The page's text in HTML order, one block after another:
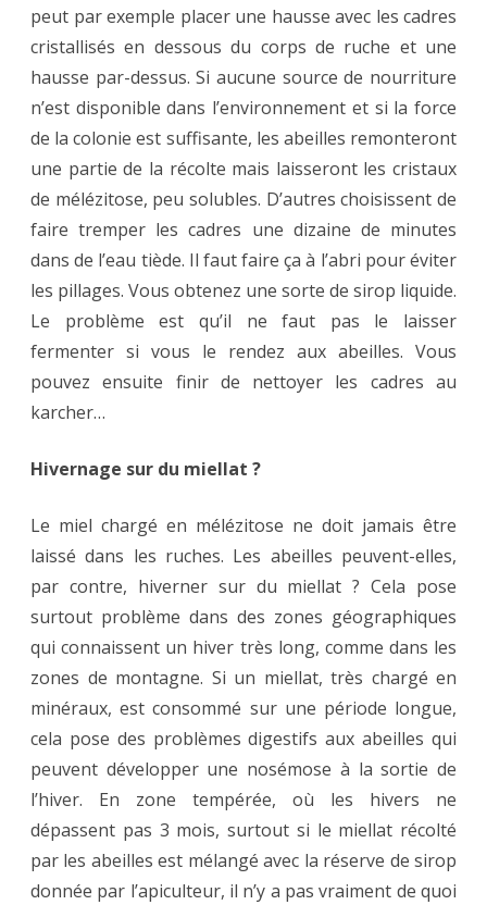
peut par exemple placer une hausse avec les cadres
cristallisés en dessous du corps de ruche et une
hausse par-dessus. Si aucune source de nourriture
n’est disponible dans l’environnement et si la force
de la colonie est suffisante, les abeilles remonteront
une partie de la récolte mais laisseront les cristaux
de mélézitose, peu solubles. D’autres choisissent de
faire tremper les cadres une dizaine de minutes
dans de l’eau tiède. Il faut faire ça à l’abri pour éviter
les pillages. Vous obtenez une sorte de sirop liquide.
Le problème est qu’il ne faut pas le laisser
fermenter si vous le rendez aux abeilles. Vous
pouvez ensuite finir de nettoyer les cadres au
karcher…
Hivernage sur du miellat ?
Le miel chargé en mélézitose ne doit jamais être
laissé dans les ruches. Les abeilles peuvent-elles,
par contre, hiverner sur du miellat ? Cela pose
surtout problème dans des zones géographiques
qui connaissent un hiver très long, comme dans les
zones de montagne. Si un miellat, très chargé en
minéraux, est consommé sur une période longue,
cela pose des problèmes digestifs aux abeilles qui
peuvent développer une nosémose à la sortie de
l’hiver. En zone tempérée, où les hivers ne
dépassent pas 3 mois, surtout si le miellat récolté
par les abeilles est mélangé avec la réserve de sirop
donnée par l’apiculteur, il n’y a pas vraiment de quoi